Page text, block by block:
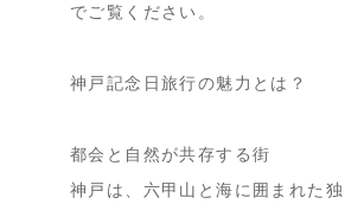
でご覧ください。
神戸記念日旅行の魅力とは？
都会と自然が共存する街
神戸は、六甲山と海に囲まれた